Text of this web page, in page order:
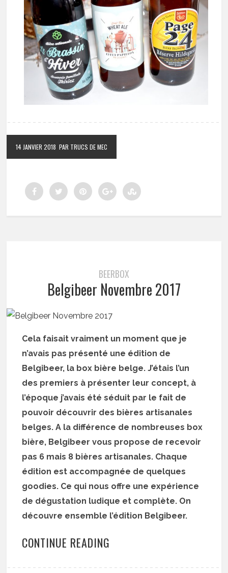
14 JANVIER 2018 PAR TRUCS DE MEC
BEERBOX
Belgibeer Novembre 2017
Cela faisait vraiment un moment que je
n’avais pas présenté une édition de
Belgibeer, la box bière belge. J’étais l’un
des premiers à présenter leur concept, à
l’époque j’avais été séduit par le fait de
pouvoir découvrir des bières artisanales
belges. A la différence de nombreuses box
bière, Belgibeer vous propose de recevoir
pas 6 mais 8 bières artisanales. Chaque
édition est accompagnée de quelques
goodies. Ce qui nous offre une expérience
de dégustation ludique et complète. On
découvre ensemble l’édition Belgibeer.
CONTINUE READING